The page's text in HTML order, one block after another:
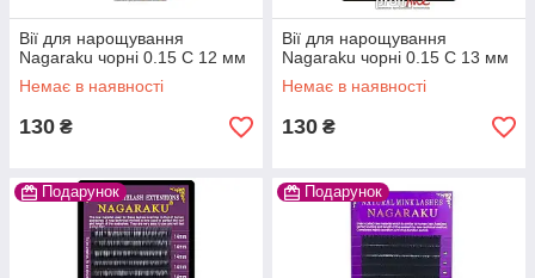
Вії для нарощування
Nagaraku чорні 0.15 C 12 мм
Немає в наявності
130 ₴
Вії для нарощування
Nagaraku чорні 0.15 C 13 мм
Немає в наявності
130 ₴
Подарунок Подарунок